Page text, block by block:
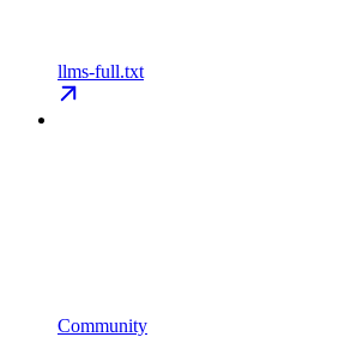
llms-full.txt
Community